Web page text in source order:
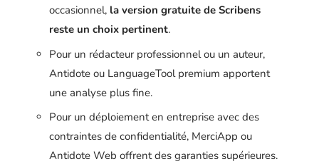
occasionnel, la version gratuite de Scribens
reste un choix pertinent.
Pour un rédacteur professionnel ou un auteur,
Antidote ou LanguageTool premium apportent
une analyse plus fine.
Pour un déploiement en entreprise avec des
contraintes de confidentialité, MerciApp ou
Antidote Web offrent des garanties supérieures.